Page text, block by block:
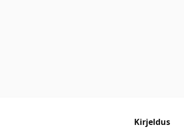
Kirjeldus